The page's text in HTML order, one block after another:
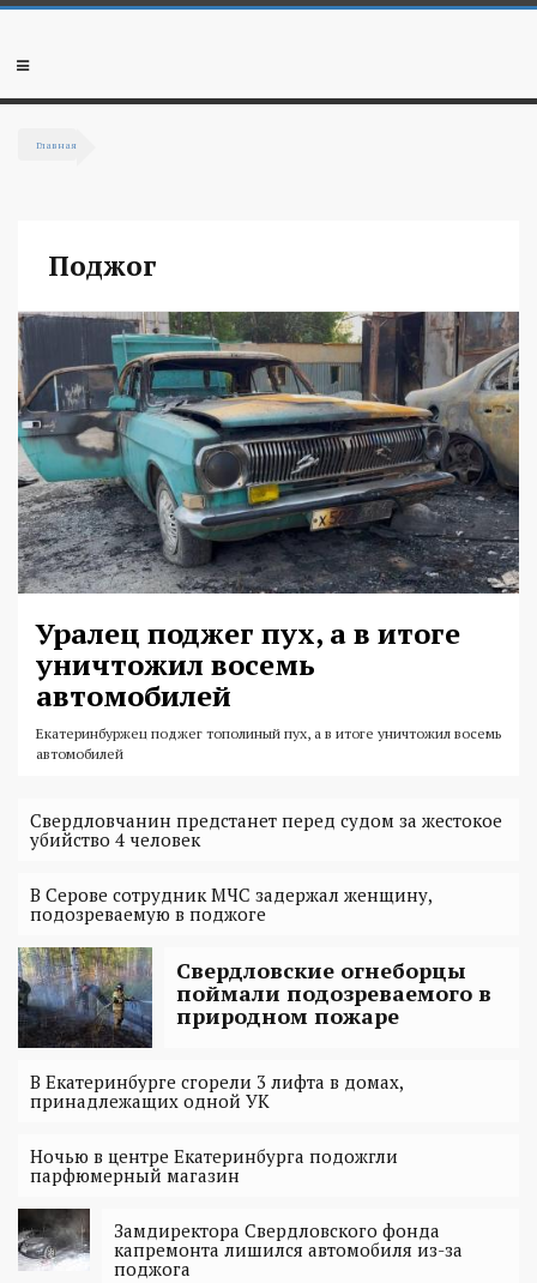
Перейти к основному содержанию
Мобильное
Главная
Поджог
Уралец поджег пух, а в итоге
уничтожил восемь
автомобилей
Екатеринбуржец поджег тополиный пух, а в итоге уничтожил восемь
автомобилей
Свердловчанин предстанет перед судом за жестокое
убийство 4 человек
В Серове сотрудник МЧС задержал женщину,
подозреваемую в поджоге
Свердловские огнеборцы
поймали подозреваемого в
природном пожаре
В Екатеринбурге сгорели 3 лифта в домах,
принадлежащих одной УК
Ночью в центре Екатеринбурга подожгли
парфюмерный магазин
Замдиректора Свердловского фонда
капремонта лишился автомобиля из-за
поджога